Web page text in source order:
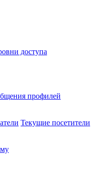
доступа
профилей
Текущие посетители